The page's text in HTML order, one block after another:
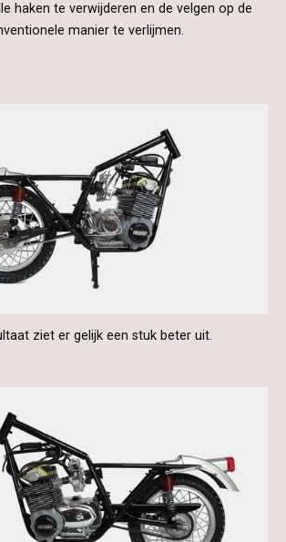
haken te verwijderen en de velgen op de
manier te verlijmen.
ziet er gelijk een stuk beter uit.